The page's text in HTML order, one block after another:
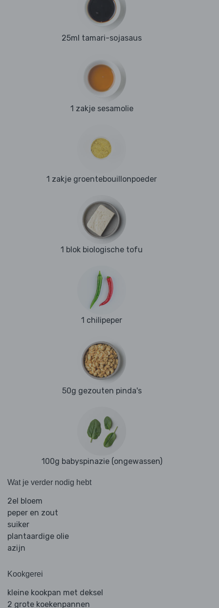
25ml tamari-sojasaus
1 zakje sesamolie
1 zakje groentebouillonpoeder
1 blok biologische tofu
1 chilipeper
50g gezouten pinda's
100g babyspinazie (ongewassen)
Wat je verder nodig hebt
2el bloem
peper en zout
suiker
plantaardige olie
azijn
Kookgerei
kleine kookpan met deksel
2 grote koekenpannen